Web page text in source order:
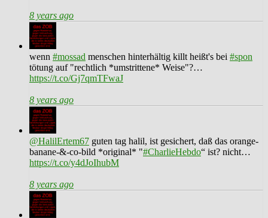
8 years ago
wenn #mossad menschen hinterhältig killt heißt's bei #spon
tötung auf "rechtlich *umstrittene* Weise"?…
https://t.co/Gj7qmTFwaJ
8 years ago
@HalilErtem67 guten tag halil, ist gesichert, daß das orange-
banane-&-co-bild *original* "#CharlieHebdo“ ist? nicht…
https://t.co/y4dJoIhubM
8 years ago